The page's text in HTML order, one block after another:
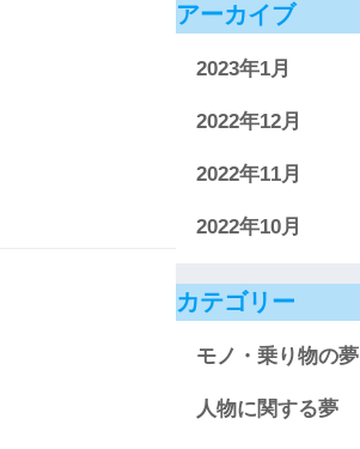
アーカイブ
2023年1月
2022年12月
2022年11月
2022年10月
カテゴリー
モノ・乗り物の夢
人物に関する夢